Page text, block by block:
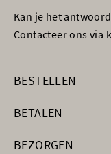
Kan je het
Contacteer ons via
BESTELLEN
BETALEN
BEZORGEN